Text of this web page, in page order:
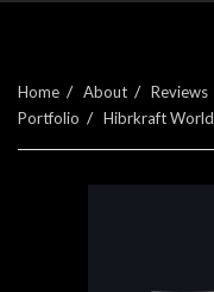
Home About Reviews
Portfolio
Hibrkraft World